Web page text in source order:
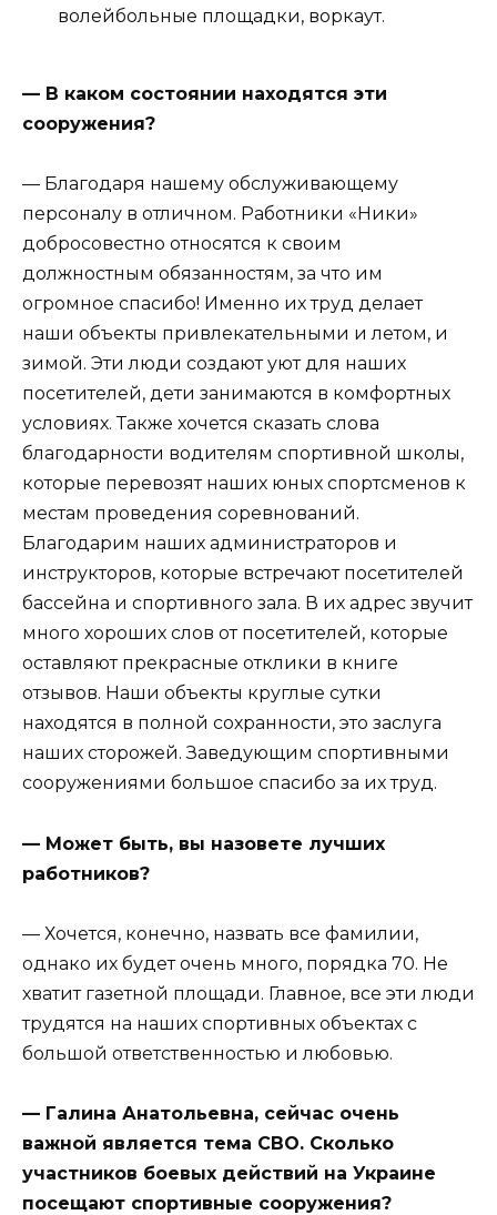
волейбольные площадки, воркаут.
— В каком состоянии находятся эти
сооружения?
— Благодаря нашему обслуживающему
персоналу в отличном. Работники «Ники»
добросовестно относятся к своим
должностным обязанностям, за что им
огромное спасибо! Именно их труд делает
наши объекты привлекательными и летом, и
зимой. Эти люди создают уют для наших
посетителей, дети занимаются в комфортных
условиях. Также хочется сказать слова
благодарности водителям спортивной школы,
которые перевозят наших юных спортсменов к
местам проведения соревнований.
Благодарим наших администраторов и
инструкторов, которые встречают посетителей
бассейна и спортивного зала. В их адрес звучит
много хороших слов от посетителей, которые
оставляют прекрасные отклики в книге
отзывов. Наши объекты круглые сутки
находятся в полной сохранности, это заслуга
наших сторожей. Заведующим спортивными
сооружениями большое спасибо за их труд.
— Может быть, вы назовете лучших
работников?
— Хочется, конечно, назвать все фамилии,
однако их будет очень много, порядка 70. Не
хватит газетной площади. Главное, все эти люди
трудятся на наших спортивных объектах с
большой ответственностью и любовью.
— Галина Анатольевна, сейчас очень
важной является тема СВО. Сколько
участников боевых действий на Украине
посещают спортивные сооружения?